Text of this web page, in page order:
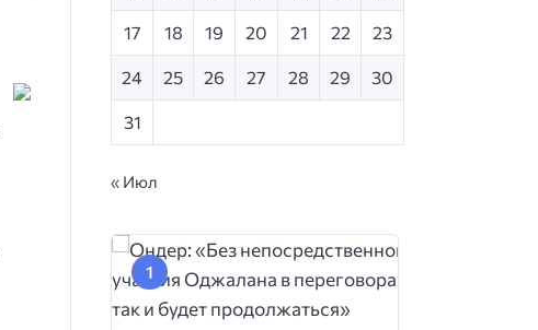
17 18 19 20 21 22 23
24 25 26 27 28 29 30
31
« Июл